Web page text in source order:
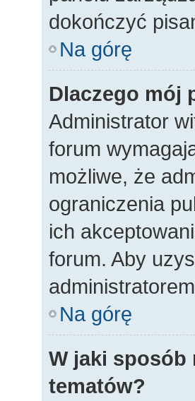
dokończyć
Na górę
Dlaczego mój
Administrator
forum
możliwe, że
ograniczenia
ich
forum. Aby
Na górę
W jaki sposób
tematów?